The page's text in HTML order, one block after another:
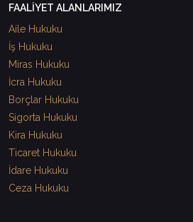
FAALİYET ALANLARIMIZ
Aile Hukuku
İş Hukuku
Miras Hukuku
İcra Hukuku
Borçlar Hukuku
Sigorta Hukuku
Kira Hukuku
Ticaret Hukuku
İdare Hukuku
Ceza Hukuku